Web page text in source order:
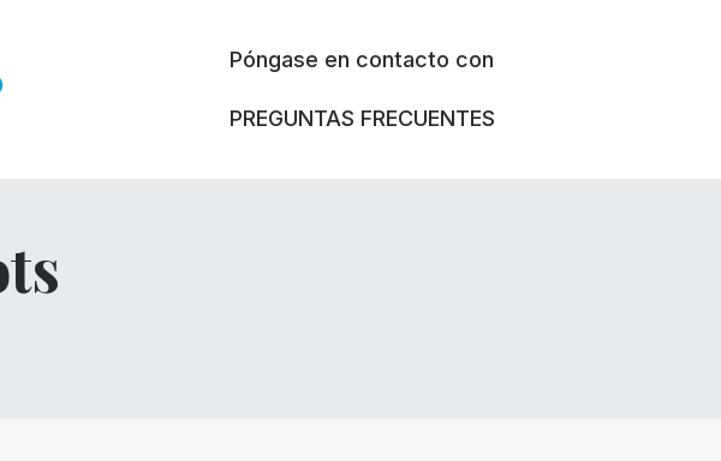
Póngase en contacto con
PREGUNTAS FRECUENTES